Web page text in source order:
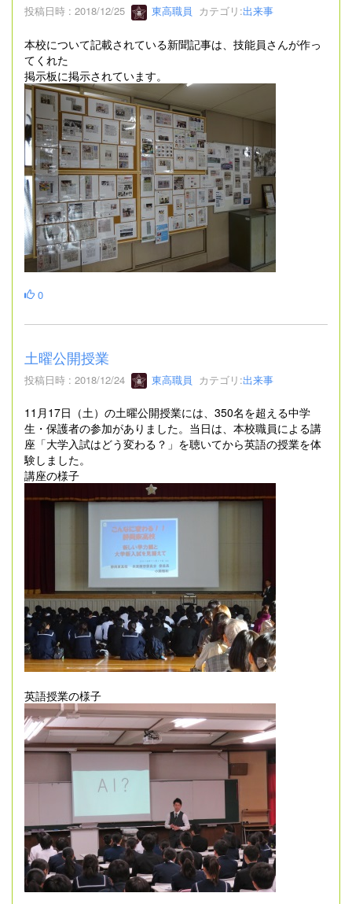
投稿日時 : 2018/12/25 東高職員 カテゴリ:出来事
本校について記載されている新聞記事は、技能員さんが作っ
てくれた
掲示板に掲示されています。
0
土曜公開授業
投稿日時 : 2018/12/24 東高職員 カテゴリ:出来事
11月17日（土）の土曜公開授業には、350名を超える中学
生・保護者の参加がありました。当日は、本校職員による講
座「大学入試はどう変わる？」を聴いてから英語の授業を体
験しました。
講座の様子
英語授業の様子